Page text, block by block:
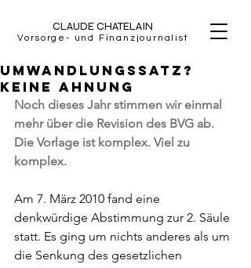
CLAUDE CHATELAIN
Vorsorge- und Finanzjournalist
Umwandlungssatz?
Keine Ahnung
Noch dieses Jahr stimmen wir einmal
mehr über die Revision des BVG ab.
Die Vorlage ist komplex. Viel zu
komplex.
Am 7. März 2010 fand eine
denkwürdige Abstimmung zur 2. Säule
statt. Es ging um nichts anderes als um
die Senkung des gesetzlichen